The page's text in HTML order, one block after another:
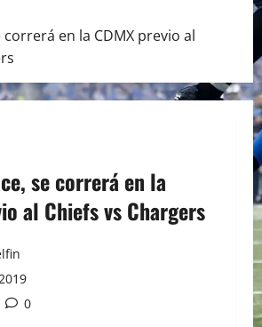
correrá en la CDMX previo al
se correrá en la
al Chiefs vs Chargers
0